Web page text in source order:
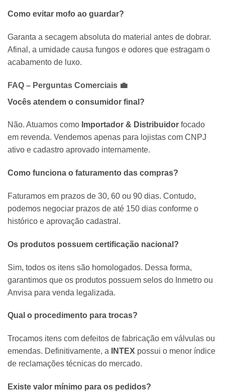
Como evitar mofo ao guardar?
Garanta a secagem absoluta do material antes de dobrar.
Afinal, a umidade causa fungos e odores que estragam o
acabamento de luxo.
FAQ – Perguntas Comerciais 💼
Vocês atendem o consumidor final?
Não. Atuamos como Importador & Distribuidor focado
em revenda. Vendemos apenas para lojistas com CNPJ
ativo e cadastro aprovado internamente.
Como funciona o faturamento das compras?
Faturamos em prazos de 30, 60 ou 90 dias. Contudo,
podemos negociar prazos de até 150 dias conforme o
histórico e aprovação cadastral.
Os produtos possuem certificação nacional?
Sim, todos os itens são homologados. Dessa forma,
garantimos que os produtos possuem selos do Inmetro ou
Anvisa para venda legalizada.
Qual o procedimento para trocas?
Trocamos itens com defeitos de fabricação em válvulas ou
emendas. Definitivamente, a
INTEX possui o menor índice
de reclamações técnicas do mercado.
Existe valor mínimo para os pedidos?